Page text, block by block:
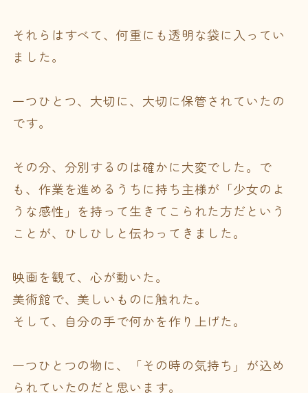
それらはすべて、何重にも透明な袋に入ってい
ました。
一つひとつ、大切に、大切に保管されていたの
です。
その分、分別するのは確かに大変でした。で
も、作業を進めるうちに持ち主様が「少女のよ
うな感性」を持って生きてこられた方だという
ことが、ひしひしと伝わってきました。
映画を観て、心が動いた。
美術館で、美しいものに触れた。
そして、自分の手で何かを作り上げた。
一つひとつの物に、「その時の気持ち」が込め
られていたのだと思います。